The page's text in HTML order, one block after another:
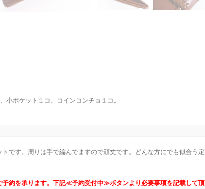
小ポケット１コ、コインコンチョ１コ。
です。周りは手で編んでますので頑丈です。どんな方にでも似合う定
約を承ります。下記≪予約受付中≫ボタンより必要事項を記載して頂